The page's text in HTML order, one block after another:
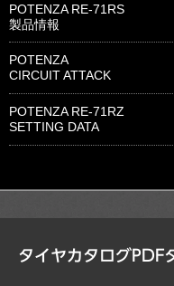
POTENZA RE-71RS
製品情報
POTENZA
CIRCUIT ATTACK
POTENZA RE-71RZ
SETTING DATA
タイヤカタログPDF